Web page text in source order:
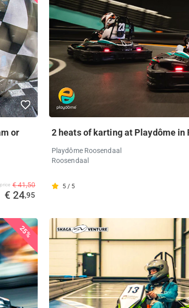
or
€ 41,50
€ 24,95
2 heats of karting at Playdôme in
Playdôme Roosendaal
Roosendaal
5 / 5
25%